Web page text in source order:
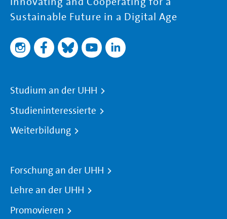
Sustainable Future in a Digital Age
Studium an der UHH
Studieninteressierte
Weiterbildung
Forschung an der UHH
Lehre an der UHH
Promovieren